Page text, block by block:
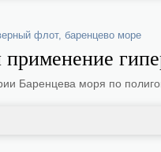
флот, баренцево море
Баренцева моря по